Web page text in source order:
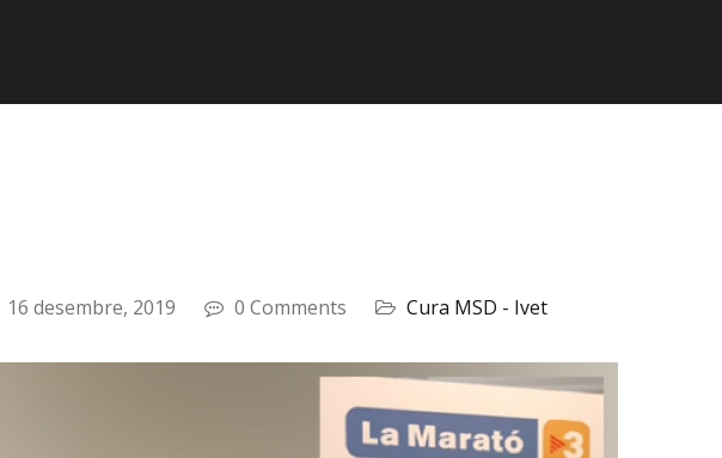
16 desembre, 2019 0 Comments Cura MSD - Ivet